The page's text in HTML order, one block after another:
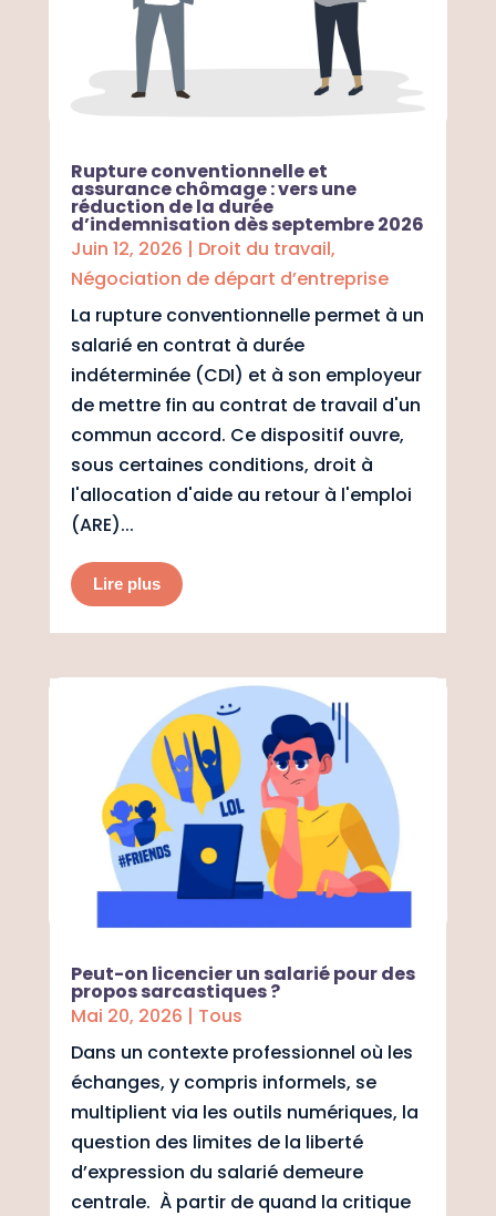
Rupture conventionnelle et
assurance chômage : vers une
réduction de la durée
d’indemnisation dès septembre 2026
Juin 12, 2026 | Droit du travail,
Négociation de départ d’entreprise
La rupture conventionnelle permet à un
salarié en contrat à durée
indéterminée (CDI) et à son employeur
de mettre fin au contrat de travail d'un
commun accord. Ce dispositif ouvre,
sous certaines conditions, droit à
l'allocation d'aide au retour à l'emploi
(ARE)...
Lire plus
Peut-on licencier un salarié pour des
propos sarcastiques ?
Mai 20, 2026 | Tous
Dans un contexte professionnel où les
échanges, y compris informels, se
multiplient via les outils numériques, la
question des limites de la liberté
d’expression du salarié demeure
centrale. À partir de quand la critique